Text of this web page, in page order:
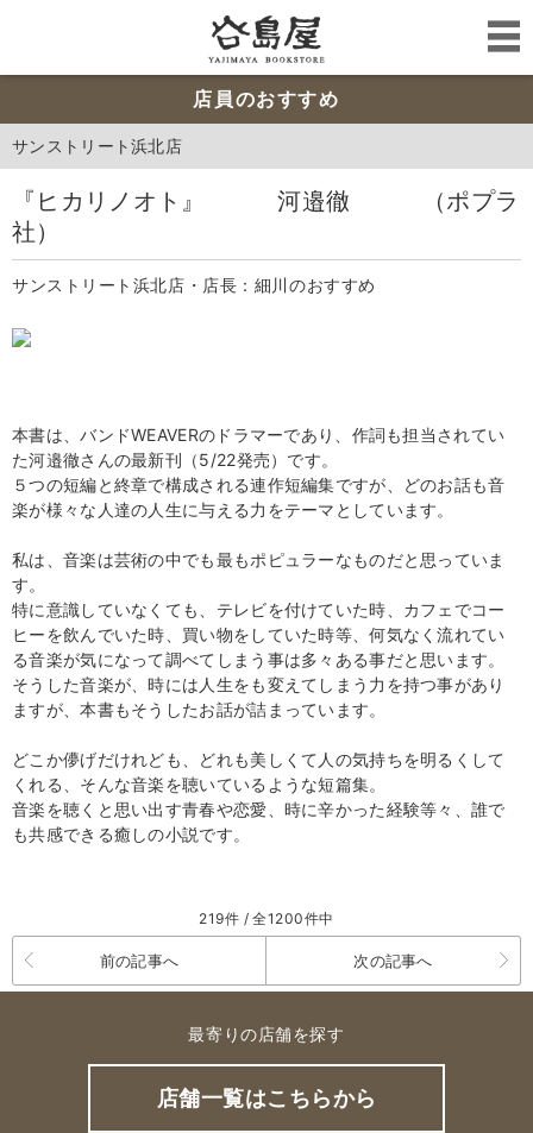
店員のおすすめ
サンストリート浜北店
『ヒカリノオト』 河邉徹 （ポプラ
社）
サンストリート浜北店・店長：細川のおすすめ
本書は、バンドWEAVERのドラマーであり、作詞も担当されてい
た河邉徹さんの最新刊（5/22発売）です。
５つの短編と終章で構成される連作短編集ですが、どのお話も音
楽が様々な人達の人生に与える力をテーマとしています。
私は、音楽は芸術の中でも最もポピュラーなものだと思っていま
す。
特に意識していなくても、テレビを付けていた時、カフェでコー
ヒーを飲んでいた時、買い物をしていた時等、何気なく流れてい
る音楽が気になって調べてしまう事は多々ある事だと思います。
そうした音楽が、時には人生をも変えてしまう力を持つ事があり
ますが、本書もそうしたお話が詰まっています。
どこか儚げだけれども、どれも美しくて人の気持ちを明るくして
くれる、そんな音楽を聴いているような短篇集。
音楽を聴くと思い出す青春や恋愛、時に辛かった経験等々、誰で
も共感できる癒しの小説です。
219件 / 全1200件中
前の記事へ 次の記事へ
最寄りの店舗を探す
店舗一覧はこちらから